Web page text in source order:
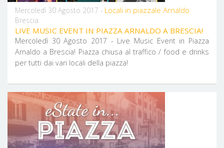
Mercoledì 30 Agosto 2017 - Locali in piazzale Arnaldo
Brescia
LIVE MUSIC EVENT IN PIAZZA ARNALDO A BRESCIA!
Mercoledì 30 Agosto 2017 - Live Music Event in Piazza
Arnaldo a Brescia! Piazza chiusa al traffico / food e drinks
per tutti dai vari locali della piazza!